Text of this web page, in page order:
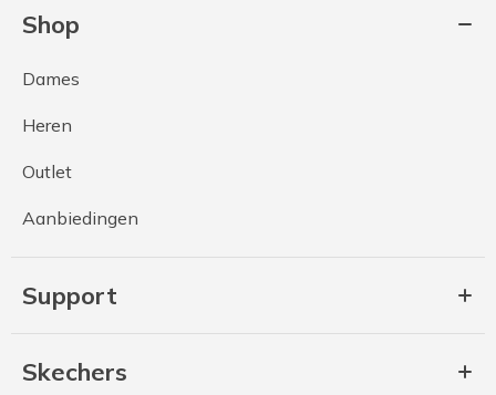
Shop
Dames
Heren
Outlet
Aanbiedingen
Support
Skechers